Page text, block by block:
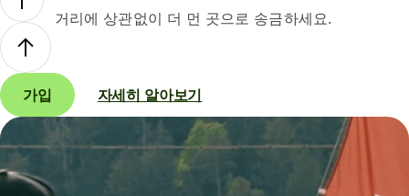
거리에 상관없이 더 먼 곳으로 송금하세요.
가입 자세히 알아보기